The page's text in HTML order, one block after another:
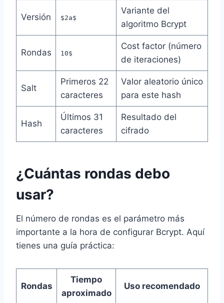
Versión $2a$
Variante del
algoritmo Bcrypt
Rondas 10$
Cost factor (número
de iteraciones)
Salt
Primeros 22
caracteres
Valor aleatorio único
para este hash
Hash
Últimos 31
caracteres
Resultado del
cifrado
¿Cuántas rondas debo
usar?
El número de rondas es el parámetro más
importante a la hora de configurar Bcrypt. Aquí
tienes una guía práctica:
Rondas
Tiempo
aproximado
Uso recomendado